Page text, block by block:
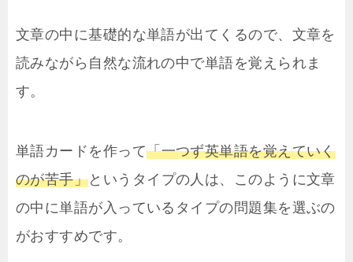
文章の中に基礎的な単語が出てくるので、文章を
読みながら自然な流れの中で単語を覚えられま
す。
単語カードを作って「一つず英単語を覚えていく
のが苦手」というタイプの人は、このように文章
の中に単語が入っているタイプの問題集を選ぶの
がおすすめです。